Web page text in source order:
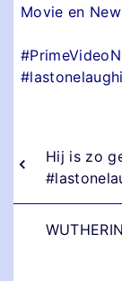
Movie en
Hij is zo